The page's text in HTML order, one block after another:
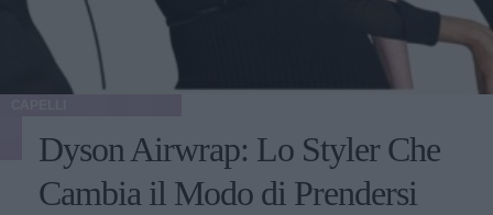
Dyson Airwrap: Lo Styler Che
Cambia il Modo di Prendersi